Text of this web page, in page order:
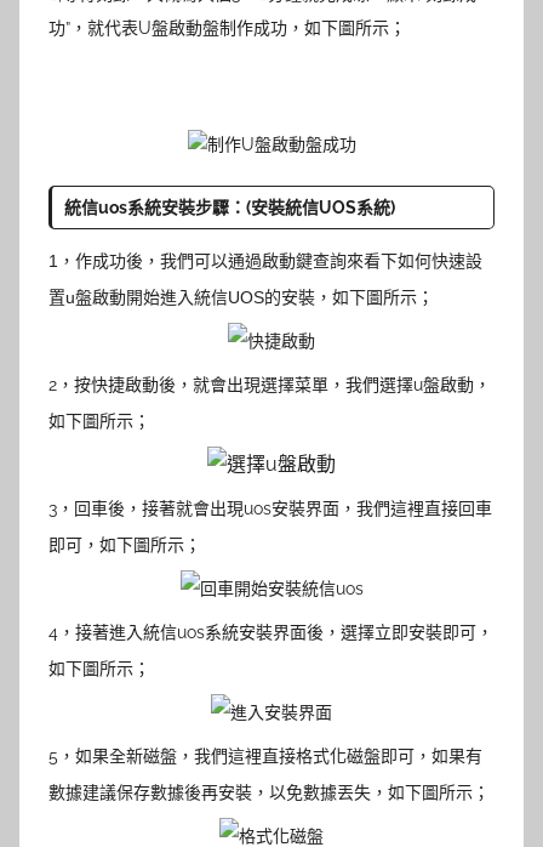
功”，就代表U盤啟動盤制作成功，如下圖所示；
統信uos系統安裝步驟：(安裝統信UOS系統)
1，作成功後，我們可以通過啟動鍵查詢來看下如何快速設
置u盤啟動開始進入統信UOS的安裝，如下圖所示；
2，按快捷啟動後，就會出現選擇菜單，我們選擇u盤啟動，
如下圖所示；
3，回車後，接著就會出現uos安裝界面，我們這裡直接回車
即可，如下圖所示；
4，接著進入統信uos系統安裝界面後，選擇立即安裝即可，
如下圖所示；
5， 如果全新磁盤，我們這裡直接格式化磁盤即可，如果有
數據建議保存數據後再安裝，以免數據丟失，如下圖所示；